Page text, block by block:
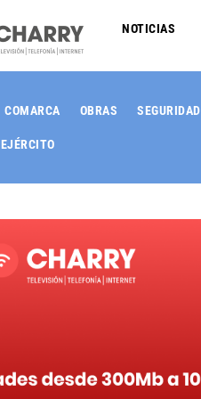
NOTICIAS
COMARCA OBRAS SEGURIDAD
EJÉRCITO